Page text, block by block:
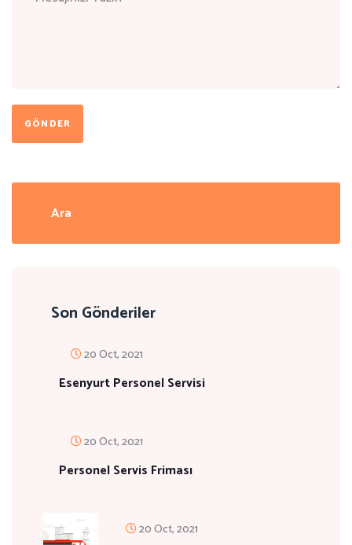
GÖNDER
Son Gönderiler
20 Oct, 2021
Esenyurt Personel Servisi
20 Oct, 2021
Personel Servis Friması
20 Oct, 2021